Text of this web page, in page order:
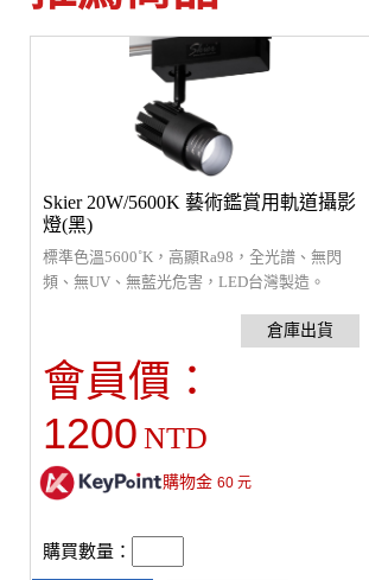
Skier 20W/5600K 藝術鑑賞用軌道攝影
燈(黑)
標準色溫5600˚K，高顯Ra98，全光譜、無閃
頻、無UV、無藍光危害，LED台灣製造。
會員價：
1200 NTD
購物金 60元
購買數量：